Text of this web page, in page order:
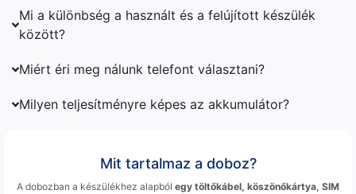
Mi a különbség a használt és a felújított készülék
között?
Miért éri meg nálunk telefont választani?
Milyen teljesítményre képes az akkumulátor?
Mit tartalmaz a doboz?
A dobozban a készülékhez alapból egy töltőkábel, köszönőkártya, SIM